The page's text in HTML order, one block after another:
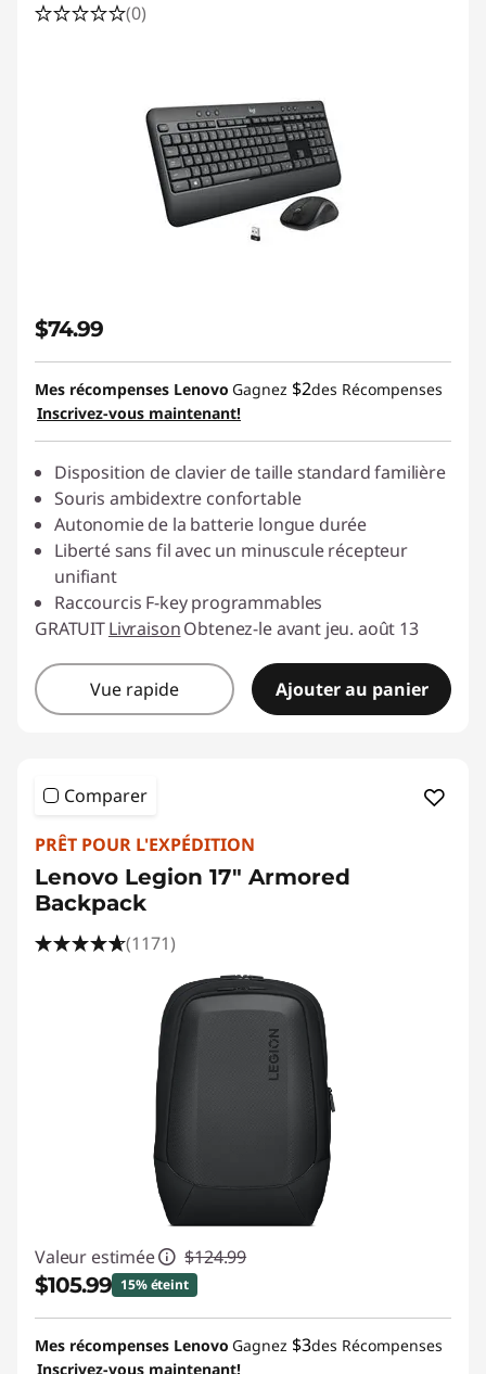
(0)
$74.99
Mes récompenses Lenovo Gagnez $2des Récompenses
Inscrivez-vous maintenant!
Disposition de clavier de taille standard familière
Souris ambidextre confortable
Autonomie de la batterie longue durée
Liberté sans fil avec un minuscule récepteur
unifiant
Raccourcis F-key programmables
GRATUITLivraisonObtenez-le avant jeu. août 13
Vue rapide Ajouter au panier
Comparer
PRÊT POUR L'EXPÉDITION
Lenovo Legion 17" Armored
Backpack
(1171)
Valeur estimée $124.99
$105.99 15% éteint
Économies instantanées :-$19.00
Mes récompenses Lenovo Gagnez $3des Récompenses
Inscrivez-vous maintenant!